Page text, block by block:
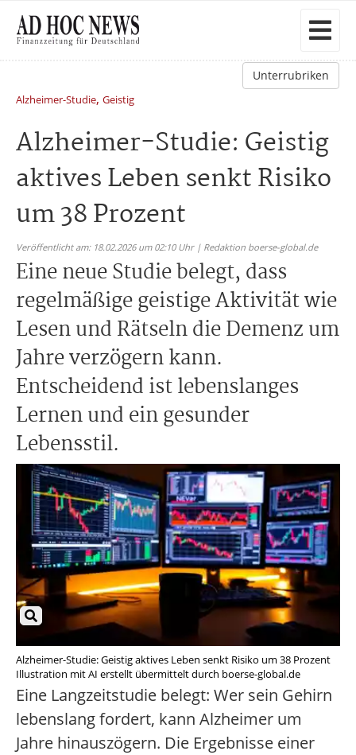
Unterrubriken
Alzheimer-Studie, Geistig
Alzheimer-Studie: Geistig
aktives Leben senkt Risiko
um 38 Prozent
Veröffentlicht am: 18.02.2026 um 02:10 Uhr | Redaktion boerse-global.de
Eine neue Studie belegt, dass
regelmäßige geistige Aktivität wie
Lesen und Rätseln die Demenz um
Jahre verzögern kann.
Entscheidend ist lebenslanges
Lernen und ein gesunder
Lebensstil.
Alzheimer-Studie: Geistig aktives Leben senkt Risiko um 38 Prozent
Illustration mit AI erstellt übermittelt durch boerse-global.de
Eine Langzeitstudie belegt: Wer sein Gehirn
lebenslang fordert, kann Alzheimer um
Jahre hinauszögern. Die Ergebnisse einer